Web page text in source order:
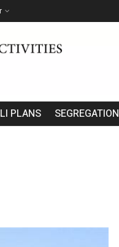
PLANS SEGREGATION